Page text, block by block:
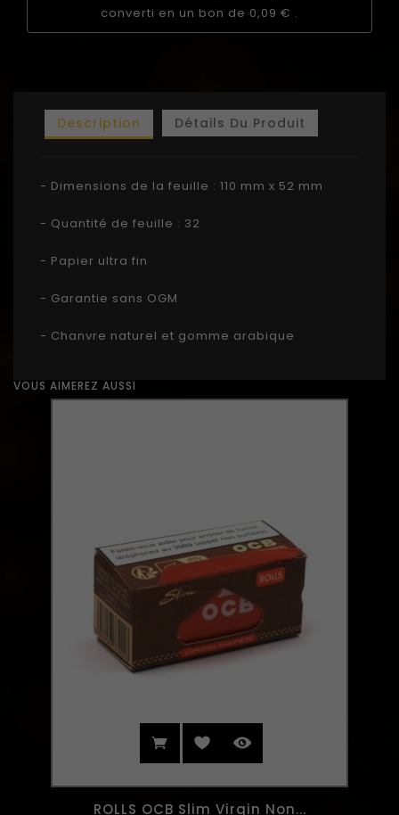
converti en un bon de 0,09 € .
Description Détails Du Produit
- Dimensions de la feuille : 110 mm x 52 mm
- Quantité de feuille : 32
- Papier ultra fin
- Garantie sans OGM
- Chanvre naturel et gomme arabique
VOUS AIMEREZ AUSSI
ROLLS OCB Slim Virgin Non...